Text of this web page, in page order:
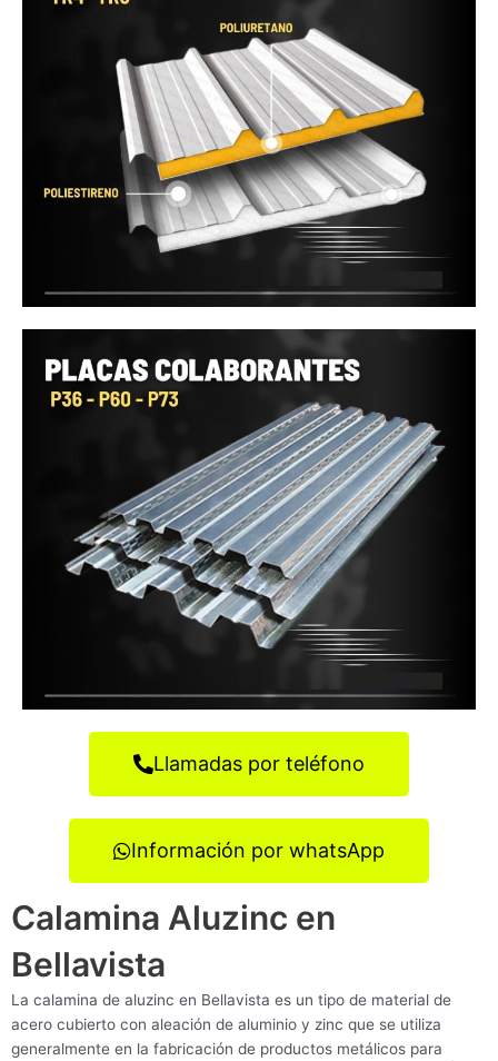
Llamadas por teléfono
Información por whatsApp
Calamina Aluzinc en
Bellavista
La calamina de aluzinc en Bellavista es un tipo de material de
acero cubierto con aleación de aluminio y zinc que se utiliza
generalmente en la fabricación de productos metálicos para